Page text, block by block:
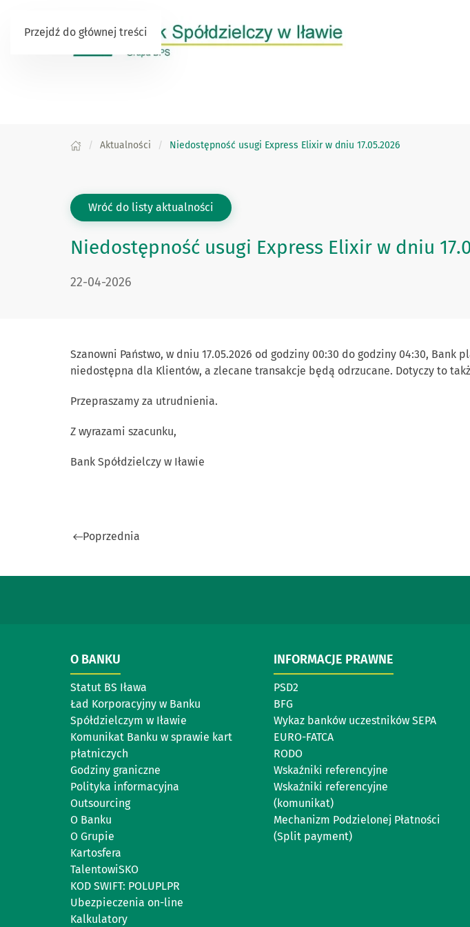
Przejdź do głównej treści
Aktualności Niedostępność usugi Express Elixir w dniu 17.05.2026
Wróć do listy aktualności
Niedostępność usugi Express Elixir w dniu
DATA PUBLIKACJI:
22-04-2026
Szanowni Państwo, w dniu 17.05.2026 od godziny 00:30 do godziny 04:30,
niedostępna dla Klientów, a zlecane transakcje będą odrzucane. Dotyczy to
Przepraszamy za utrudnienia.
Z wyrazami szacunku,
Bank Spółdzielczy w Iławie
Poprzednia
O BANKU
Statut BS Iława
Ład Korporacyjny w Banku
Spółdzielczym w Iławie
Komunikat Banku w sprawie kart
płatniczych
Godziny graniczne
Polityka informacyjna
Outsourcing
O Banku
O Grupie
Kartosfera
TalentowiSKO
KOD SWIFT: POLUPLPR
Ubezpieczenia on-line
Kalkulatory
INFORMACJE PRAWNE
PSD2
BFG
Wykaz banków uczestników SEPA
EURO-FATCA
RODO
Wskaźniki referencyjne
Wskaźniki referencyjne
(komunikat)
Mechanizm Podzielonej Płatności
(Split payment)